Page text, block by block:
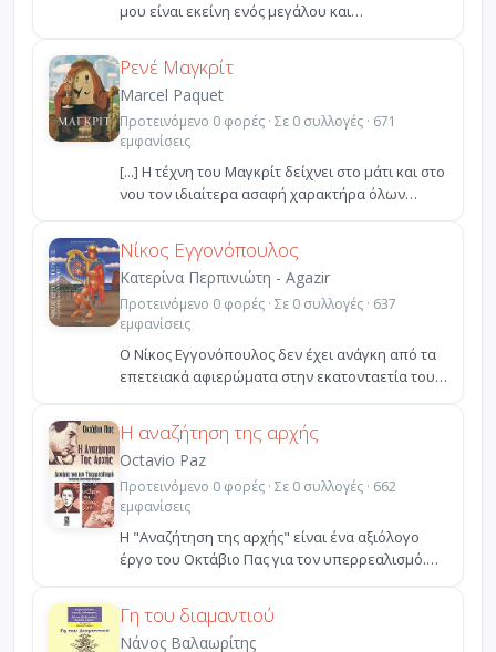
μου είναι εκείνη ενός μεγάλου και
ψηλοτάβανου δωματίου. Ή...
Ρενέ Μαγκρίτ
Marcel Paquet
Προτεινόμενο 0 φορές · Σε 0 συλλογές · 671
εμφανίσεις
[...] Η τέχνη του Μαγκρίτ δείχνει στο μάτι και στο
νου τον ιδιαίτερα ασαφή χαρακτήρα όλων
εκείνων τω...
Νίκος Εγγονόπουλος
Κατερίνα Περπινιώτη - Agazir
Προτεινόμενο 0 φορές · Σε 0 συλλογές · 637
εμφανίσεις
Ο Νίκος Εγγονόπουλος δεν έχει ανάγκη από τα
επετειακά αφιερώματα στην εκατονταετία του,
ούτε και από...
Η αναζήτηση της αρχής
Octavio Paz
Προτεινόμενο 0 φορές · Σε 0 συλλογές · 662
εμφανίσεις
Η "Αναζήτηση της αρχής" είναι ένα αξιόλογο
έργο του Οκτάβιο Πας για τον υπερρεαλισμό.
Πρόκειται για ...
Γη του διαμαντιού
Νάνος Βαλαωρίτης